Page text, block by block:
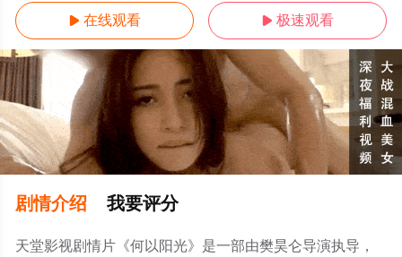
 在线观看  极速观看
剧情介绍 我要评分
天堂影视剧情片《何以阳光》是一部由樊昊仑导演执导，